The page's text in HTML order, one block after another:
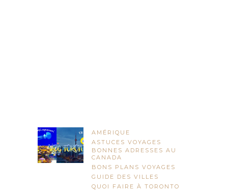
AMÉRIQUE
ASTUCES VOYAGES
BONNES ADRESSES AU
CANADA
BONS PLANS VOYAGES
GUIDE DES VILLES
QUOI FAIRE À TORONTO